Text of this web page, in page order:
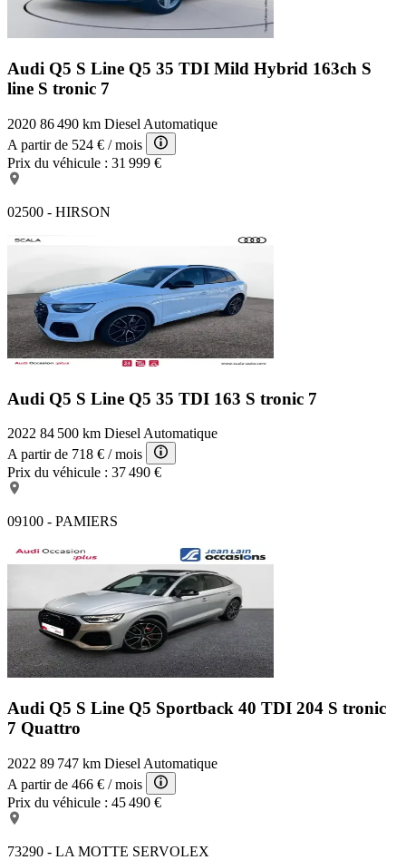
Audi Q5 S Line Q5 35 TDI Mild Hybrid 163ch S
line S tronic 7
2020 86 490 km Diesel Automatique
A partir de 524 € / mois
Prix du véhicule : 31 999 €
02500 - HIRSON
Audi Q5 S Line Q5 35 TDI 163 S tronic 7
2022 84 500 km Diesel Automatique
A partir de 718 € / mois
Prix du véhicule : 37 490 €
09100 - PAMIERS
Audi Q5 S Line Q5 Sportback 40 TDI 204 S tronic
7 Quattro
2022 89 747 km Diesel Automatique
A partir de 466 € / mois
Prix du véhicule : 45 490 €
73290 - LA MOTTE SERVOLEX